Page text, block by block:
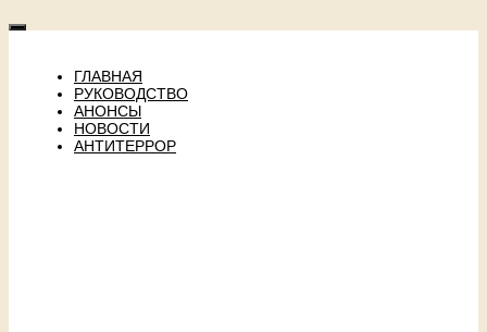
ГЛАВНАЯ
РУКОВОДСТВО
АНОНСЫ
НОВОСТИ
АНТИТЕРРОР